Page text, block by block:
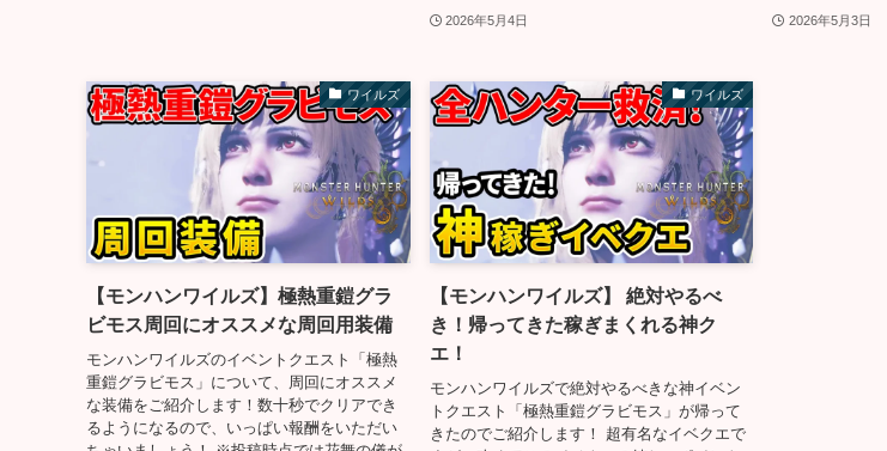
2026年5月4日 2026年5月3日
ワイルズ
【モンハンワイルズ】極熱重鎧グラ
ビモス周回にオススメな周回用装備
モンハンワイルズのイベントクエスト「極熱
重鎧グラビモス」について、周回にオススメ
な装備をご紹介します！数十秒でクリアでき
るようになるので、いっぱい報酬をいただい
ワイルズ
【モンハンワイルズ】 絶対やるべ
き！帰ってきた稼ぎまくれる神ク
エ！
モンハンワイルズで絶対やるべきな神イベン
トクエスト「極熱重鎧グラビモス」が帰って
きたのでご紹介します！ 超有名なイベクエで